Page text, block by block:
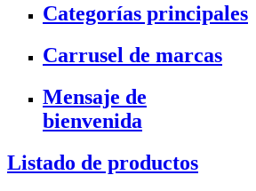
Categorías principales
Carrusel de marcas
Mensaje de
bienvenida
Listado de productos